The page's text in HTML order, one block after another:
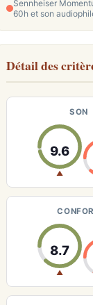
Sennheiser
60h et son
Détail des
SON
9.6
▲
8.7
▲